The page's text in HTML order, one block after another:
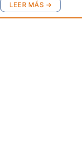
LEER MÁS →